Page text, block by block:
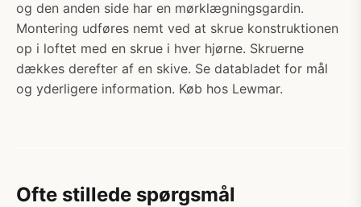
og den anden side har en mørklægningsgardin.
Montering udføres nemt ved at skrue konstruktionen
op i loftet med en skrue i hver hjørne. Skruerne
dækkes derefter af en skive. Se databladet for mål
og yderligere information. Køb hos Lewmar.
Ofte stillede spørgsmål